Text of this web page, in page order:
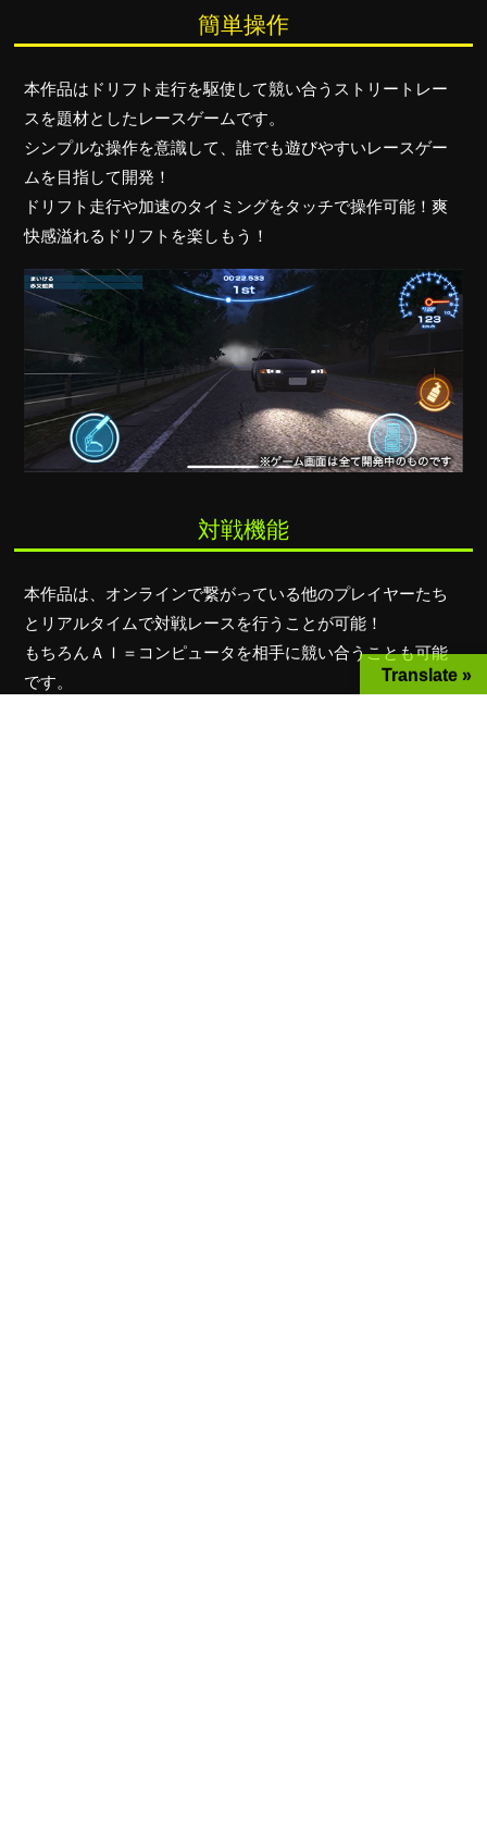
簡単操作
本作品はドリフト走行を駆使して競い合うストリートレー
スを題材としたレースゲームです。
シンプルな操作を意識して、誰でも遊びやすいレースゲー
ムを目指して開発！
ドリフト走行や加速のタイミングをタッチで操作可能！爽
快感溢れるドリフトを楽しもう！
対戦機能
本作品は、オンラインで繋がっている他のプレイヤーたち
とリアルタイムで対戦レースを行うことが可能！
もちろんＡＩ＝コンピュータを相手に競い合うことも可能
です。
Translate »